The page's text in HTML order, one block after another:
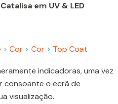
em UV & LED
> Cor > Cor > Top Coat
indicadoras, uma vez
consoante o ecrã de
visualização.